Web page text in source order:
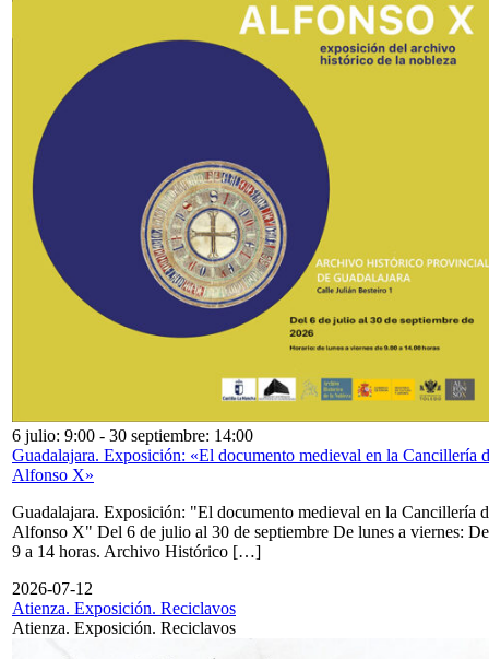
6 julio: 9:00 - 30 septiembre: 14:00
Guadalajara. Exposición: «El documento medieval en la Cancillería
Alfonso X»
Guadalajara. Exposición: "El documento medieval en la Cancillería
Alfonso X" Del 6 de julio al 30 de septiembre De lunes a viernes: De
9 a 14 horas. Archivo Histórico […]
2026-07-12
Atienza. Exposición. Reciclavos
Atienza. Exposición. Reciclavos